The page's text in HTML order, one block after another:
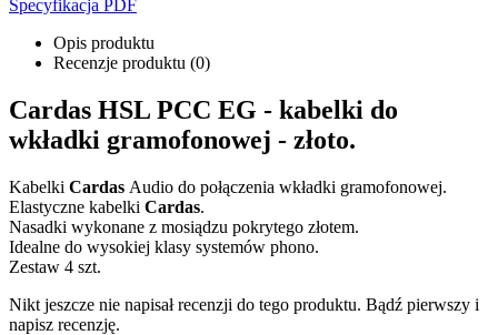
Specyfikacja PDF
Opis produktu
Recenzje produktu (0)
Cardas HSL PCC EG - kabelki do
wkładki gramofonowej - złoto.
Kabelki Cardas Audio do połączenia wkładki gramofonowej.
Elastyczne kabelki Cardas.
Nasadki wykonane z mosiądzu pokrytego złotem.
Idealne do wysokiej klasy systemów phono.
Zestaw 4 szt.
Nikt jeszcze nie napisał recenzji do tego produktu. Bądź pierwszy i
napisz recenzję.